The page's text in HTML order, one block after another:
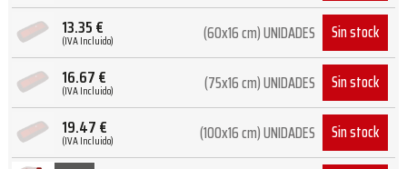
13.35€
(IVA Incluido) (60x16 cm) UNIDADES Sin stock
16.67€
(IVA Incluido) (75x16 cm) UNIDADES Sin stock
19.47€
(IVA Incluido) (100x16 cm) UNIDADES Sin stock